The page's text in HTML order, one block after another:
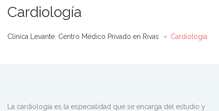
Cardiología
Clínica Levante. Centro Médico Privado en Rivas Cardiología
La cardiología es la especialidad que se encarga del estudio y